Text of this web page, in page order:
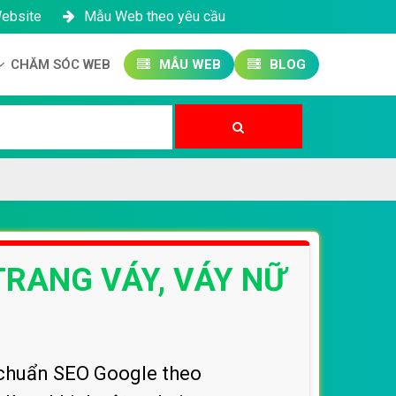
Mẫu Web theo yêu cầu
CHĂM SÓC WEB MẪU WEB BLOG
VÁY, VÁY NỮ
SEO Google theo